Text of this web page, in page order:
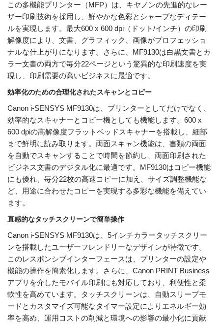
この多機能プリンター（MFP）は、キヤノンの先進的なレー
ザー印刷技術を採用し、鮮やかな色彩とシャープなディテー
ルを実現します。最大600 x 600 dpi（ドット/インチ）の印刷
解像度により、文書、グラフィック、画像がプロフェッショ
ナルな仕上がりになります。さらに、MF9130は白黒文書とカ
ラー文書の両方で毎分22ページという驚異的な印刷速度を実
現し、印刷需要の高いビジネスに最適です。
効率化のための合理化されたスキャンとコピー
Canon i-SENSYS MF9130は、プリンターとしてだけでなく、
効率的なスキャナーとコピー機としても機能します。600 x
600 dpiの高解像度フラットベッドスキャナーを搭載し、細部
まで鮮明に読み取ります。両面スキャン機能は、書類の両面
を自動でスキャンすることで時間を節約し、両面印刷された
ビジネス文書のデジタル化に最適です。MF9130はコピー機能
にも優れ、毎分22枚の高速コピーに加え、サイズ調整機能な
ど、用途に合わせたコピーを実現する多彩な機能を備えてい
ます。
直感的なタッチスクリーンで簡単操作
Canon i-SENSYS MF9130は、5インチカラータッチスクリー
ンを搭載したユーザーフレンドリーなデザインが特徴です。
このレスポンシブインターフェースは、プリンターの設定や
機能の操作を簡素化します。さらに、Canon PRINT Business
アプリを介したモバイル印刷にも対応しており、利便性と柔
軟性を高めています。タッチスクリーンは、自動スリープモ
ードとカスタマイズ可能なタイマー設定によりエネルギー効
率を高め、運用コストの削減と環境への影響の最小化に貢献